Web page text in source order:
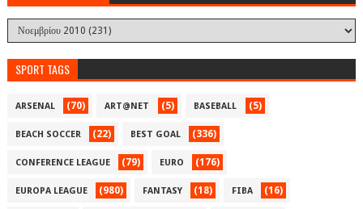
SPORT TAGS
ARSENAL (70) ART@NET (5) BASEBALL (5)
BEACH SOCCER (22) BEST GOAL (336)
CONFERENCE LEAGUE (79) EURO (176)
EUROPA LEAGUE (980) FANTASY (18) FIBA (16)